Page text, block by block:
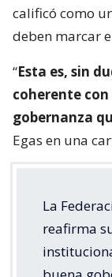
calificó como
deben marcar
“Esta es, sin
coherente
gobernanza
Egas en una
La
reafirma